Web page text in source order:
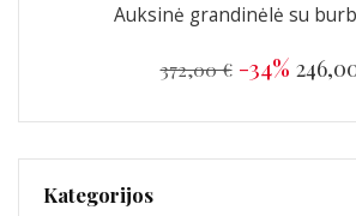
Auksinė grandinėlė su
372,00 € -34%
Kategorijos